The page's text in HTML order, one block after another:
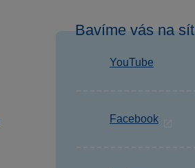
Bavíme vás na
YouTube
Facebook